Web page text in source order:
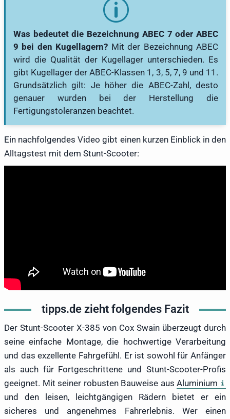
Was bedeutet die Bezeichnung ABEC 7 oder ABEC
9 bei den Kugellagern? Mit der Bezeichnung ABEC
wird die Qualität der Kugellager unterschieden. Es
gibt Kugellager der ABEC-Klassen 1, 3, 5, 7, 9 und 11.
Grundsätzlich gilt: Je höher die ABEC-Zahl, desto
genauer wurden bei der Herstellung die
Fertigungstoleranzen beachtet.
Ein nachfolgendes Video gibt einen kurzen Einblick in den
Alltagstest mit dem Stunt-Scooter:
tipps.de zieht folgendes Fazit
Der Stunt-Scooter X-385 von Cox Swain überzeugt durch
seine einfache Montage, die hochwertige Verarbeitung
und das exzellente Fahrgefühl. Er ist sowohl für Anfänger
als auch für Fortgeschrittene und Stunt-Scooter-Profis
geeignet. Mit seiner robusten Bauweise aus Aluminium
und den leisen, leichtgängigen Rädern bietet er ein
sicheres und angenehmes Fahrerlebnis. Wer einen